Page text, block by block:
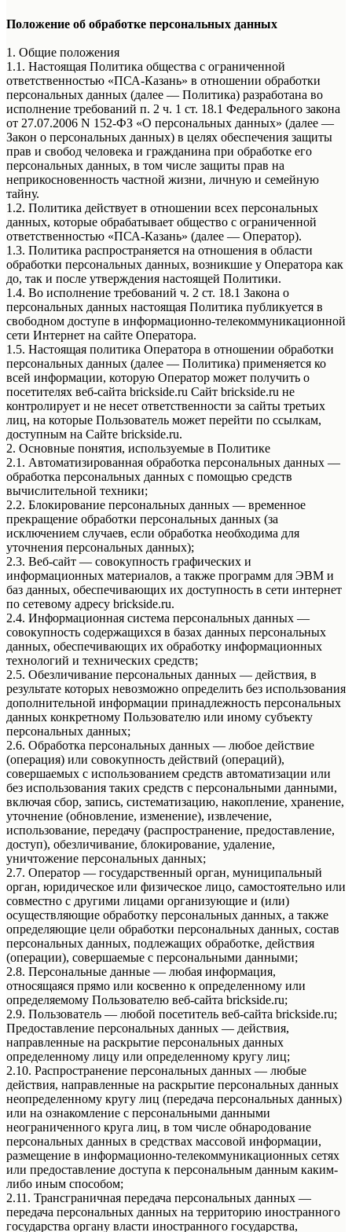
Положение об обработке персональных данных
1. Общие положения
1.1. Настоящая Политика общества с ограниченной
ответственностью «ПСА-Казань» в отношении обработки
персональных данных (далее — Политика) разработана во
исполнение требований п. 2 ч. 1 ст. 18.1 Федерального закона
от 27.07.2006 N 152-ФЗ «О персональных данных» (далее —
Закон о персональных данных) в целях обеспечения защиты
прав и свобод человека и гражданина при обработке его
персональных данных, в том числе защиты прав на
неприкосновенность частной жизни, личную и семейную
тайну.
1.2. Политика действует в отношении всех персональных
данных, которые обрабатывает общество с ограниченной
ответственностью «ПСА-Казань» (далее — Оператор).
1.3. Политика распространяется на отношения в области
обработки персональных данных, возникшие у Оператора как
до, так и после утверждения настоящей Политики.
1.4. Во исполнение требований ч. 2 ст. 18.1 Закона о
персональных данных настоящая Политика публикуется в
свободном доступе в информационно-телекоммуникационной
сети Интернет на сайте Оператора.
1.5. Настоящая политика Оператора в отношении обработки
персональных данных (далее — Политика) применяется ко
всей информации, которую Оператор может получить о
посетителях веб-сайта brickside.ru Сайт brickside.ru не
контролирует и не несет ответственности за сайты третьих
лиц, на которые Пользователь может перейти по ссылкам,
доступным на Сайте brickside.ru.
2. Основные понятия, используемые в Политике
2.1. Автоматизированная обработка персональных данных —
обработка персональных данных с помощью средств
вычислительной техники;
2.2. Блокирование персональных данных — временное
прекращение обработки персональных данных (за
исключением случаев, если обработка необходима для
уточнения персональных данных);
2.3. Веб-сайт — совокупность графических и
информационных материалов, а также программ для ЭВМ и
баз данных, обеспечивающих их доступность в сети интернет
по сетевому адресу brickside.ru.
2.4. Информационная система персональных данных —
совокупность содержащихся в базах данных персональных
данных, обеспечивающих их обработку информационных
технологий и технических средств;
2.5. Обезличивание персональных данных — действия, в
результате которых невозможно определить без использования
дополнительной информации принадлежность персональных
данных конкретному Пользователю или иному субъекту
персональных данных;
2.6. Обработка персональных данных — любое действие
(операция) или совокупность действий (операций),
совершаемых с использованием средств автоматизации или
без использования таких средств с персональными данными,
включая сбор, запись, систематизацию, накопление, хранение,
уточнение (обновление, изменение), извлечение,
использование, передачу (распространение, предоставление,
доступ), обезличивание, блокирование, удаление,
уничтожение персональных данных;
2.7. Оператор — государственный орган, муниципальный
орган, юридическое или физическое лицо, самостоятельно или
совместно с другими лицами организующие и (или)
осуществляющие обработку персональных данных, а также
определяющие цели обработки персональных данных, состав
персональных данных, подлежащих обработке, действия
(операции), совершаемые с персональными данными;
2.8. Персональные данные — любая информация,
относящаяся прямо или косвенно к определенному или
определяемому Пользователю веб-сайта brickside.ru;
2.9. Пользователь — любой посетитель веб-сайта brickside.ru;
Предоставление персональных данных — действия,
направленные на раскрытие персональных данных
определенному лицу или определенному кругу лиц;
2.10. Распространение персональных данных — любые
действия, направленные на раскрытие персональных данных
неопределенному кругу лиц (передача персональных данных)
или на ознакомление с персональными данными
неограниченного круга лиц, в том числе обнародование
персональных данных в средствах массовой информации,
размещение в информационно-телекоммуникационных сетях
или предоставление доступа к персональным данным каким-
либо иным способом;
2.11. Трансграничная передача персональных данных —
передача персональных данных на территорию иностранного
государства органу власти иностранного государства,